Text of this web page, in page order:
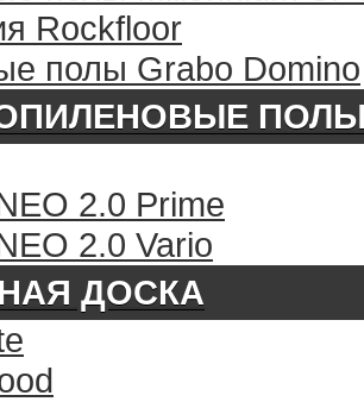
Rockfloor
полы Grabo Domino
2.0 Prime
2.0 Vario
ДОСКА